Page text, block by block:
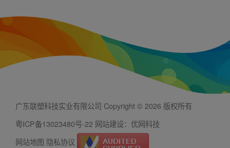
广东联塑科技实业有限公司 Copyright © 2026 版权所有
粤ICP备13023480号-22 网站建设：优网科技
网站地图 隐私协议